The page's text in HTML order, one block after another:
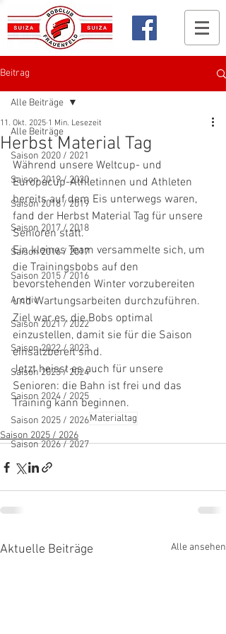
Beitrag
Alle Beiträge
Saison 2020 / 2021
Saison 2019 / 2020
Saison 2018 / 2019
Saison 2017 / 2018
Saison 2016 / 2017
Saison 2015 / 2016
Archiv
Saison 2021 / 2022
Saison 2022 / 2023
Saison 2023 / 2024
Saison 2024 / 2025
Saison 2025 / 2026
Saison 2026 / 2027
Alle Beiträge
Herbst Material Tag
11. Okt. 2025 1 Min. Lesezeit
Während unsere Weltcup- und
Europacup-Athletinnen und Athleten
bereits auf dem Eis unterwegs waren,
fand der Herbst Material Tag für unsere
Senioren statt.
Ein kleines Team versammelte sich, um
die Trainingsbobs auf den
bevorstehenden Winter vorzubereiten
und Wartungsarbeiten durchzuführen.
Ziel war es, die Bobs optimal
einzustellen, damit sie für die Saison
einsatzbereit sind.
Jetzt heisst es auch für unsere
Senioren: die Bahn ist frei und das
Training kann beginnen.
Materialtag
Saison 2025 / 2026
Aktuelle Beiträge Alle ansehen